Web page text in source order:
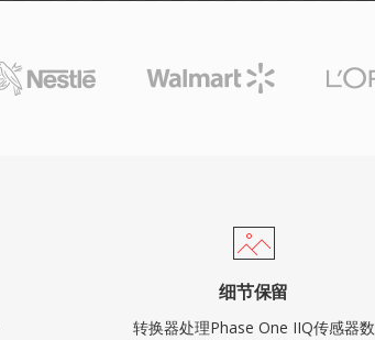
细节保留
转换器处理Phase One IIQ传感器数